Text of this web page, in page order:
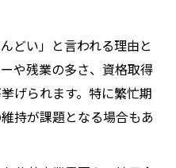
どい」と言われる理由と
や残業の多さ、資格取得
げられます。特に繁忙期
持が課題となる場合もあ